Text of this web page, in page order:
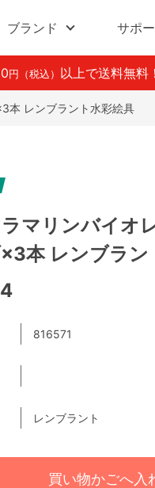
ブランド サポ
円（税込） 以上で送料無料
本 レンブラント水彩絵具
マリンバイオ
本 レンブラン
816571
レンブラント
買い物かごへ入